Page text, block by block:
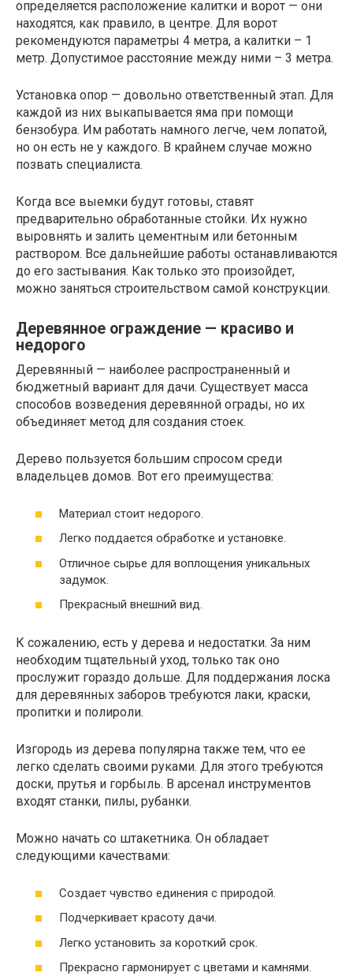
определяется расположение калитки и ворот — они
находятся, как правило, в центре. Для ворот
рекомендуются параметры 4 метра, а калитки – 1
метр. Допустимое расстояние между ними – 3 метра.
Установка опор — довольно ответственный этап. Для
каждой из них выкапывается яма при помощи
бензобура. Им работать намного легче, чем лопатой,
но он есть не у каждого. В крайнем случае можно
позвать специалиста.
Когда все выемки будут готовы, ставят
предварительно обработанные стойки. Их нужно
выровнять и залить цементным или бетонным
раствором. Все дальнейшие работы останавливаются
до его застывания. Как только это произойдет,
можно заняться строительством самой конструкции.
Деревянное ограждение — красиво и
недорого
Деревянный — наиболее распространенный и
бюджетный вариант для дачи. Существует масса
способов возведения деревянной ограды, но их
объединяет метод для создания стоек.
Дерево пользуется большим спросом среди
владельцев домов. Вот его преимущества:
Материал стоит недорого.
Легко поддается обработке и установке.
Отличное сырье для воплощения уникальных
задумок.
Прекрасный внешний вид.
К сожалению, есть у дерева и недостатки. За ним
необходим тщательный уход, только так оно
прослужит гораздо дольше. Для поддержания лоска
для деревянных заборов требуются лаки, краски,
пропитки и полироли.
Изгородь из дерева популярна также тем, что ее
легко сделать своими руками. Для этого требуются
доски, прутья и горбыль. В арсенал инструментов
входят станки, пилы, рубанки.
Можно начать со штакетника. Он обладает
следующими качествами:
Создает чувство единения с природой.
Подчеркивает красоту дачи.
Легко установить за короткий срок.
Прекрасно гармонирует с цветами и камнями.